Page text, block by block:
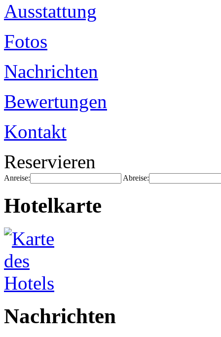
Ausstattung
Fotos
Nachrichten
Bewertungen
Kontakt
Reservieren
Anreise: Abreise:
Hotelkarte
Nachrichten